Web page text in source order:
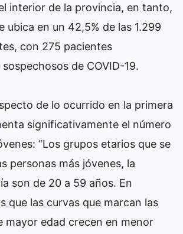
interior de la provincia, en tanto,
ubica en un 42,5% de las 1.299
con 275 pacientes
de COVID-19.
de lo ocurrido en la primera
significativamente el número
“Los grupos etarios que se
personas más jóvenes, la
son de 20 a 59 años. En
que las curvas que marcan las
mayor edad crecen en menor